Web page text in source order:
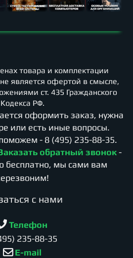
товара и комплектации
является офертой в смысле,
ст. 435 Гражданского
Кодекса РФ.
оформить заказ, нужна
или есть иные вопросы.
поможем - 8 (495) 235-88-35.
обратный звонок -
бесплатно, мы сами вам
с нами
Телефон
235-88-35
E-mail